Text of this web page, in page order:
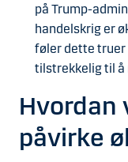
på Trump-
handelskrig er
føler dette truer
tilstrekkelig til å
Hvordan
påvirke